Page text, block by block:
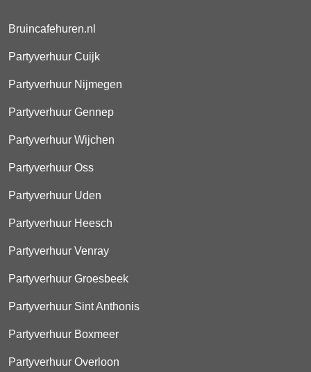
Bruincafehuren.nl
Partyverhuur Cuijk
Partyverhuur Nijmegen
Partyverhuur Gennep
Partyverhuur Wijchen
Partyverhuur Oss
Partyverhuur Uden
Partyverhuur Heesch
Partyverhuur Venray
Partyverhuur Groesbeek
Partyverhuur Sint Anthonis
Partyverhuur Boxmeer
Partyverhuur Overloon